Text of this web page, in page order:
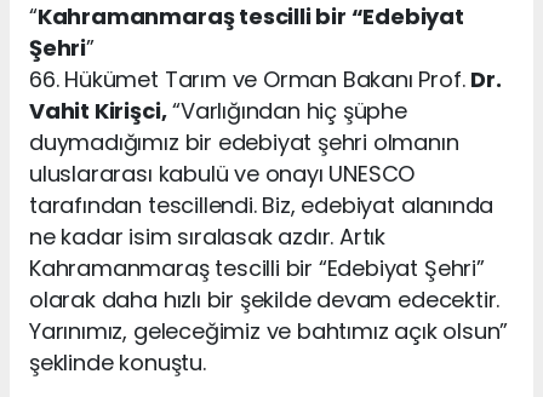
“Kahramanmaraş tescilli bir “Edebiyat
Şehri”
66. Hükümet Tarım ve Orman Bakanı Prof. Dr.
Vahit Kirişci,“Varlığından hiç şüphe
duymadığımız bir edebiyat şehri olmanın
uluslararası kabulü ve onayı UNESCO
tarafından tescillendi. Biz, edebiyat alanında
ne kadar isim sıralasak azdır. Artık
Kahramanmaraş tescilli bir “Edebiyat Şehri”
olarak daha hızlı bir şekilde devam edecektir.
Yarınımız, geleceğimiz ve bahtımız açık olsun”
şeklinde konuştu.